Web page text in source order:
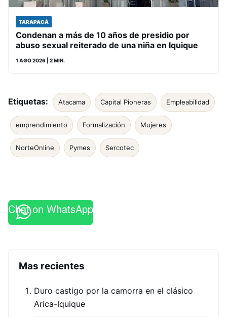
TARAPACÁ
Condenan a más de 10 años de presidio por
abuso sexual reiterado de una niña en Iquique
1 AGO 2026 | 2 MIN.
Etiquetas: Atacama Capital Pioneras Empleabilidad
emprendimiento Formalización Mujeres
NorteOnline Pymes Sercotec
Chat on WhatsApp
Mas recientes
Duro castigo por la camorra en el clásico
Arica-Iquique